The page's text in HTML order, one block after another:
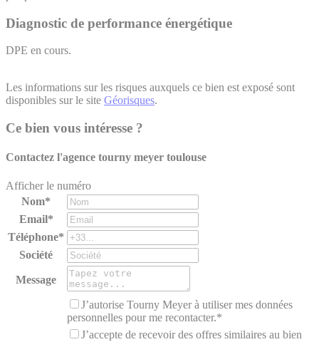
Diagnostic de performance énergétique
DPE en cours.
Les informations sur les risques auxquels ce bien est exposé sont
disponibles sur le site Géorisques.
Ce bien vous intéresse ?
Contactez l'agence tourny meyer toulouse
Afficher le numéro
Nom*
Email*
Téléphone*
Société
Message
J’autorise Tourny Meyer à utiliser mes données
personnelles pour me recontacter.*
J’accepte de recevoir des offres similaires au bien